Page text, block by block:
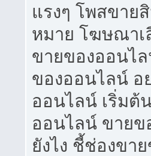
แรงๆ โพสขาย
หมาย โฆษณาเ
ขายของออนไ
ของออนไลน์ อ
ออนไลน์ เริ่มต้
ออนไลน์ ขายข
ยังไง ชี้ช่องขา